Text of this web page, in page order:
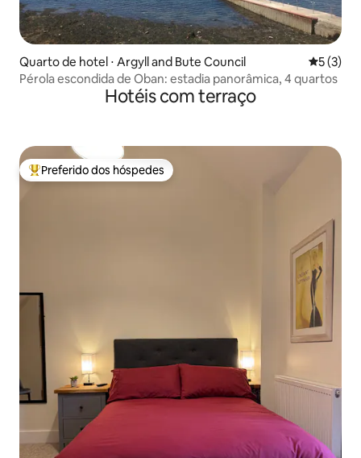
Quarto de hotel ⋅ Argyll and Bute Council 5 de
5 (3)
Pérola escondida de Oban: estadia panorâmica, 4 quartos
Hotéis com terraço
Entre os melhores preferidos dos hóspedes
Preferido dos hóspedes